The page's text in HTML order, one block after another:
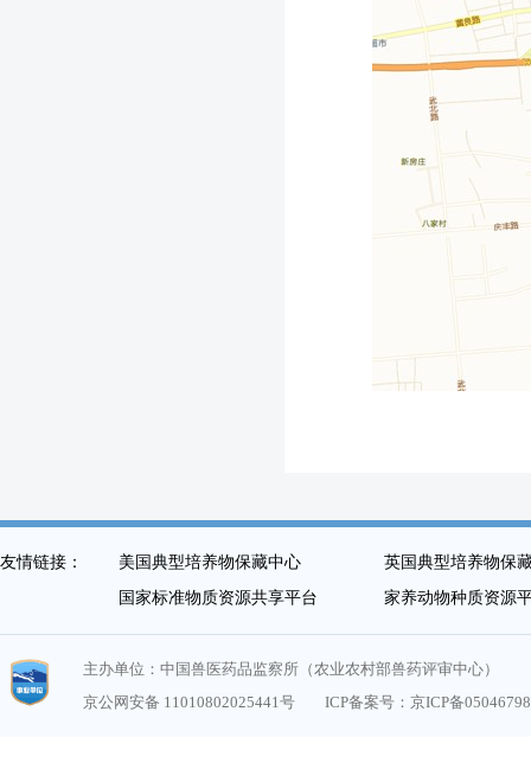
友情链接： 美国典型培养物保藏中心
英国典型培养物保
国家标准物质资源共享平台
家养动物种质资源
主办单位：中国兽医药品监察所（农业农村部兽药评审中心）
京公网安备 11010802025441号
ICP备案号：京ICP备